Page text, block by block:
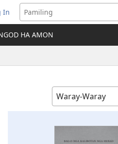
In
HA AMON